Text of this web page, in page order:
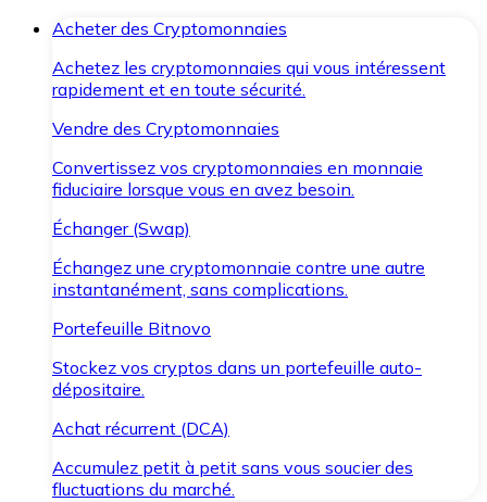
Acheter des Cryptomonnaies
Achetez les cryptomonnaies qui vous intéressent
rapidement et en toute sécurité.
Vendre des Cryptomonnaies
Convertissez vos cryptomonnaies en monnaie
fiduciaire lorsque vous en avez besoin.
Échanger (Swap)
Échangez une cryptomonnaie contre une autre
instantanément, sans complications.
Portefeuille Bitnovo
Stockez vos cryptos dans un portefeuille auto-
dépositaire.
Achat récurrent (DCA)
Accumulez petit à petit sans vous soucier des
fluctuations du marché.